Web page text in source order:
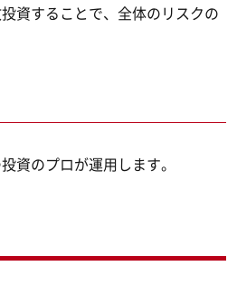
資することで、全体のリスクの
資のプロが運用します。